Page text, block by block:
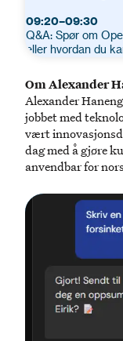
09:20–09:30
Q&A: Spør om
eller hvordan du
Om Alexander
Alexander
jobbet med
vært
dag med å gjøre
anvendbar for